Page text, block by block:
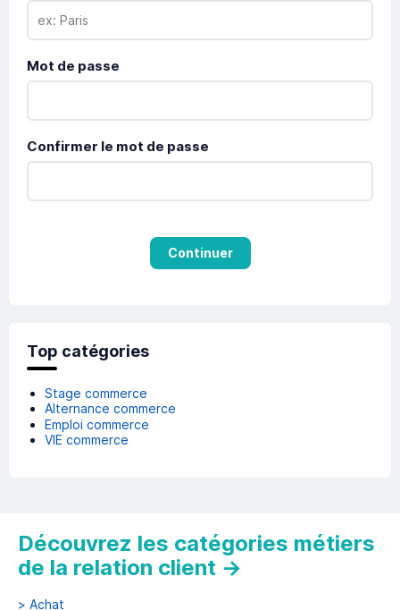
Mot de passe
Confirmer le mot de passe
Continuer
Top catégories
Stage commerce
Alternance commerce
Emploi commerce
VIE commerce
Découvrez les catégories métiers
de la relation client →
> Achat